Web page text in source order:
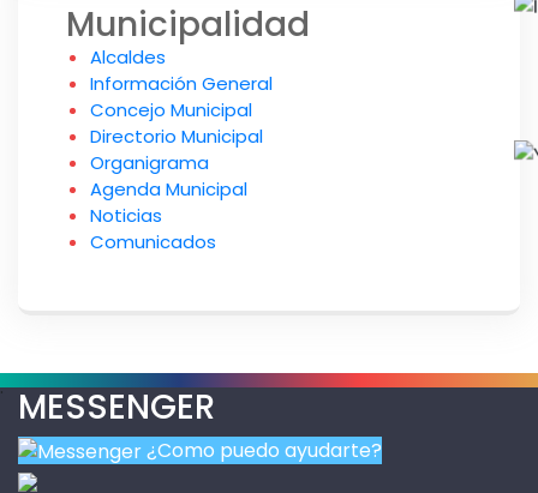
Municipalidad
Alcaldes
Información General
Concejo Municipal
Directorio Municipal
Organigrama
Agenda Municipal
Noticias
Comunicados
. MESSENGER
¿Como puedo ayudarte?